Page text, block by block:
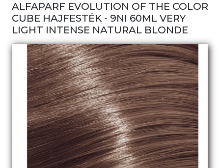
ALFAPARF EVOLUTION OF THE COLOR
CUBE HAJFESTÉK - 9NI 60ML VERY
LIGHT INTENSE NATURAL BLONDE